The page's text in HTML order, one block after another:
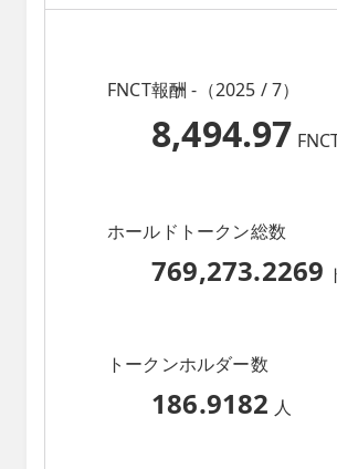
FNCT報酬 -（2025 / 7）
8,494.97
ホールドトークン総数
769,273.2269
トークンホルダー数
186.9182 人